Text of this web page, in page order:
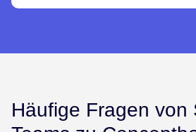
Häufige Fragen von